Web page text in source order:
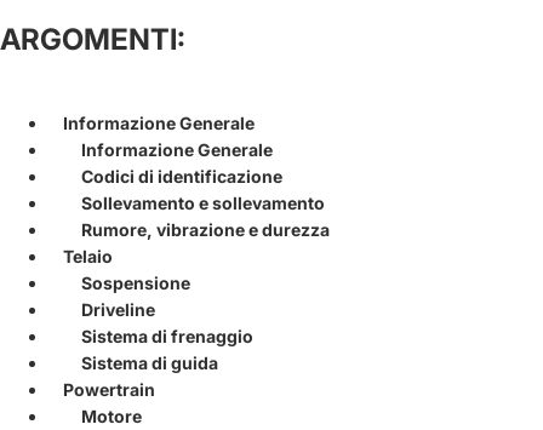
ARGOMENTI:
Informazione Generale
Informazione Generale
Codici di identificazione
Sollevamento e sollevamento
Rumore, vibrazione e durezza
Telaio
Sospensione
Driveline
Sistema di frenaggio
Sistema di guida
Powertrain
Motore